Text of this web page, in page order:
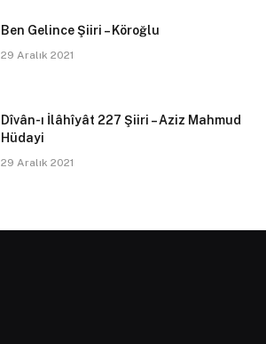
Ben Gelince Şiiri – Köroğlu
29 Aralık 2021
Dîvân-ı İlâhîyât 227 Şiiri – Aziz Mahmud
Hüdayi
29 Aralık 2021